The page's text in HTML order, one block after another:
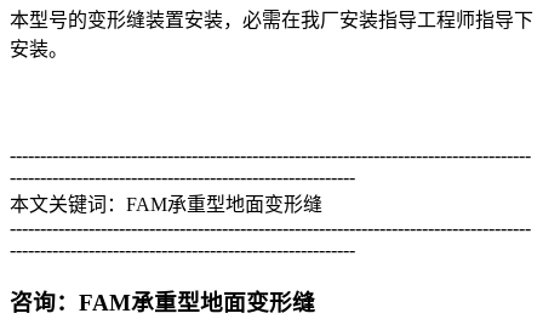
本型号的变形缝装置安装，必需在我厂安装指导工程师指导下
安装。
--------------------------------------------------------------------------------------
---------------------------------------------------------
本文关键词：FAM承重型地面变形缝
--------------------------------------------------------------------------------------
---------------------------------------------------------
咨询：FAM承重型地面变形缝